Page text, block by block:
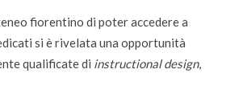
fiorentino di poter accedere a
si è rivelata una opportunità
qualificate di instructional design,